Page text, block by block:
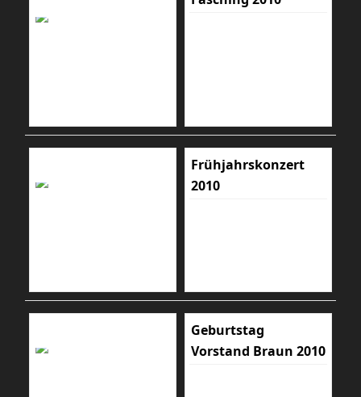
Frühjahrskonzert
2010
Geburtstag
Vorstand Braun 2010